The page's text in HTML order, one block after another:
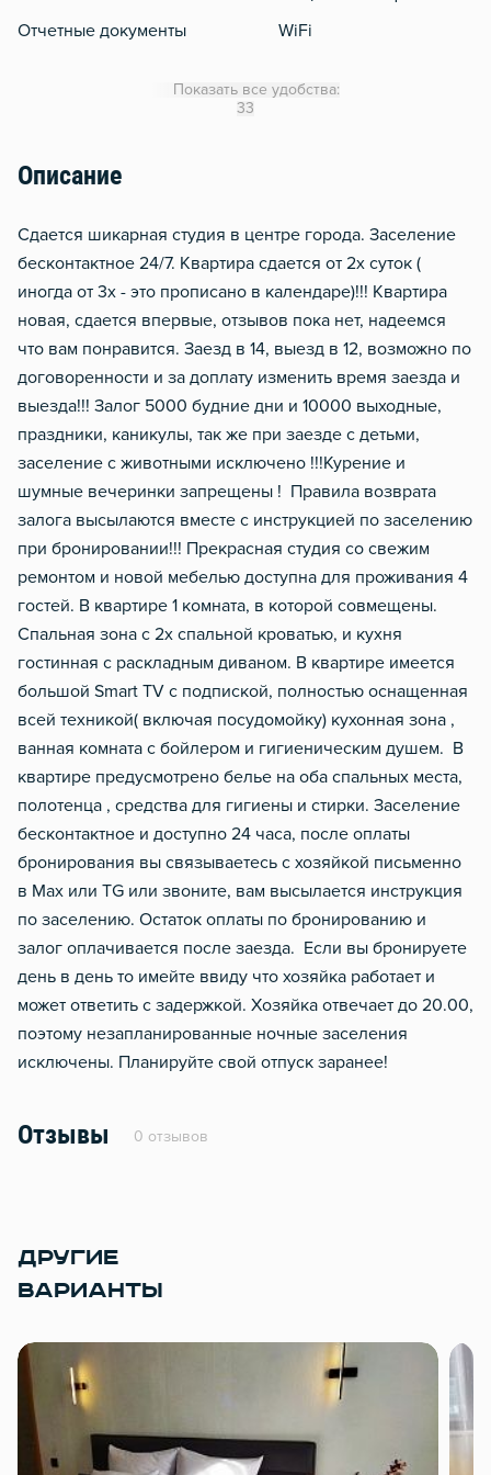
Отчетные документы WiFi
Водонагреватель
Чистящие средства
Мобильный интернет 3g/
Показать все удобства:
33
Описание
Сдается шикарная студия в центре города. Заселение
бесконтактное 24/7. Квартира сдается от 2х суток (
иногда от 3х - это прописано в календаре)!!! Квартира
новая, сдается впервые, отзывов пока нет, надеемся
что вам понравится. Заезд в 14, выезд в 12, возможно по
договоренности и за доплату изменить время заезда и
выезда!!! Залог 5000 будние дни и 10000 выходные,
праздники, каникулы, так же при заезде с детьми,
заселение с животными исключено !!!Курение и
шумные вечеринки запрещены ! Правила возврата
залога высылаются вместе с инструкцией по заселению
при бронировании!!! Прекрасная студия со свежим
ремонтом и новой мебелью доступна для проживания 4
гостей. В квартире 1 комната, в которой совмещены.
Спальная зона с 2х спальной кроватью, и кухня
гостинная с раскладным диваном. В квартире имеется
большой Smart TV с подпиской, полностью оснащенная
всей техникой( включая посудомойку) кухонная зона ,
ванная комната с бойлером и гигиеническим душем. В
квартире предусмотрено белье на оба спальных места,
полотенца , средства для гигиены и стирки. Заселение
бесконтактное и доступно 24 часа, после оплаты
бронирования вы связываетесь с хозяйкой письменно
в Max или TG или звоните, вам высылается инструкция
по заселению. Остаток оплаты по бронированию и
залог оплачивается после заезда. Если вы бронируете
день в день то имейте ввиду что хозяйка работает и
может ответить с задержкой. Хозяйка отвечает до 20.00,
поэтому незапланированные ночные заселения
исключены. Планируйте свой отпуск заранее!
Отзывы 0 отзывов
ДРУГИЕ
ВАРИАНТЫ